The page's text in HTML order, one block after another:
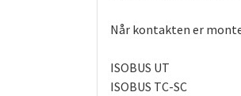
Når kontakten er
ISOBUS UT
ISOBUS TC-SC